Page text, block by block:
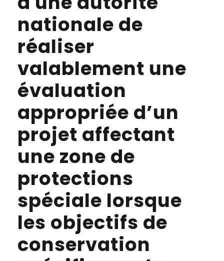
nationale de
réaliser
valablement une
évaluation
appropriée d’un
projet affectant
une zone de
protections
spéciale lorsque
les objectifs de
conservation